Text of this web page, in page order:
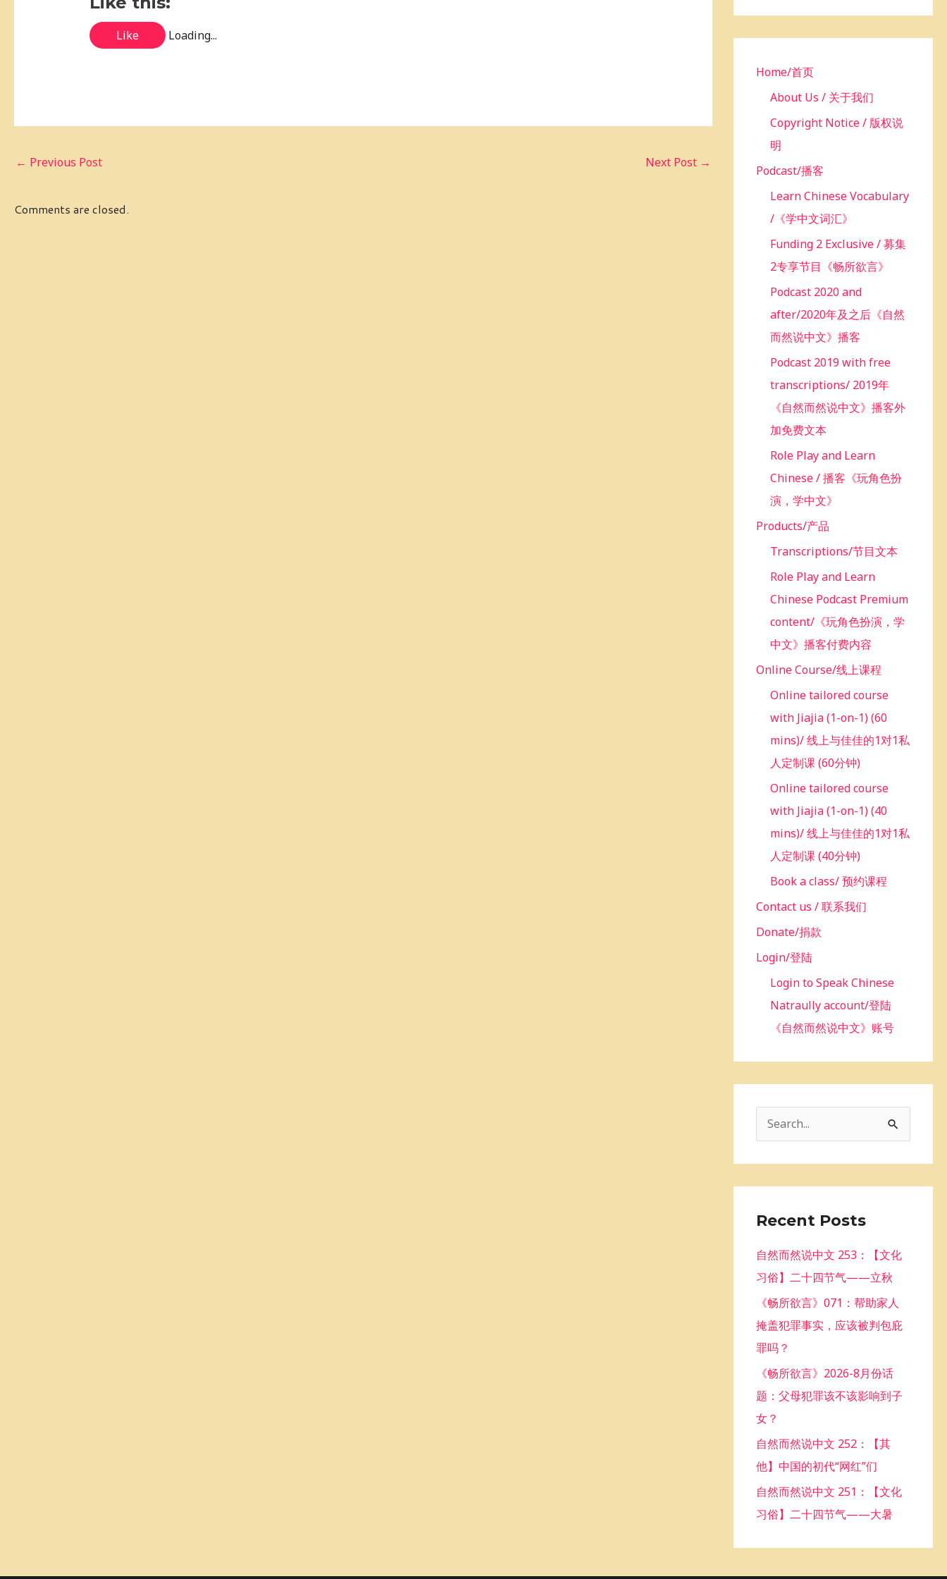
Like Loading...
← Previous Post Next Post →
Comments are closed.
r
Home/首页
About Us / 关于我们
Copyright Notice / 版权说
明
Podcast/播客
Learn Chinese Vocabulary
/《学中文词汇》
Funding 2 Exclusive / 募集
2专享节目《畅所欲言》
Podcast 2020 and
after/2020年及之后《自然
而然说中文》播客
Podcast 2019 with free
transcriptions/ 2019年
《自然而然说中文》播客外
加免费文本
Role Play and Learn
Chinese / 播客《玩角色扮
演，学中文》
Products/产品
Transcriptions/节目文本
Role Play and Learn
Chinese Podcast Premium
content/《玩角色扮演，学
中文》播客付费内容
Online Course/线上课程
Online tailored course
with Jiajia (1-on-1) (60
mins)/ 线上与佳佳的1对1私
人定制课 (60分钟)
Online tailored course
with Jiajia (1-on-1) (40
mins)/ 线上与佳佳的1对1私
人定制课 (40分钟)
Book a class/ 预约课程
Contact us / 联系我们
Donate/捐款
Login/登陆
Login to Speak Chinese
Natraully account/登陆
《自然而然说中文》账号
c
f
o
:
Recent Posts
自然而然说中文 253：【文化
习俗】二十四节气——立秋
《畅所欲言》071：帮助家人
掩盖犯罪事实，应该被判包庇
罪吗？
《畅所欲言》2026-8月份话
题：父母犯罪该不该影响到子
女？
自然而然说中文 252：【其
他】中国的初代“网红”们
自然而然说中文 251：【文化
习俗】二十四节气——大暑